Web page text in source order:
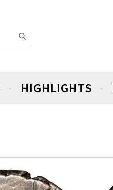
HIGHLIGHTS